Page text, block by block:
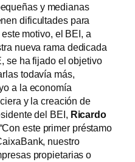
y medianas
dificultades para
motivo, el BEI, a
nueva rama dedicada
se ha fijado el objetivo
todavía más,
a la economía
y la creación de
del BEI, Ricardo
este primer préstamo
nuestro
propietarias o